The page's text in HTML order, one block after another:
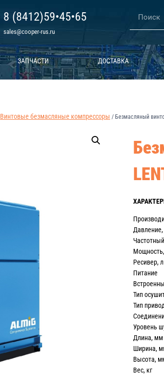
8 (8412)59•45•65
sales@cooper-rus.ru
ЗАПЧАСТИ ДОСТАВКА
Винтовые безмасляные компрессоры / Безмасляный
Тип
Тип